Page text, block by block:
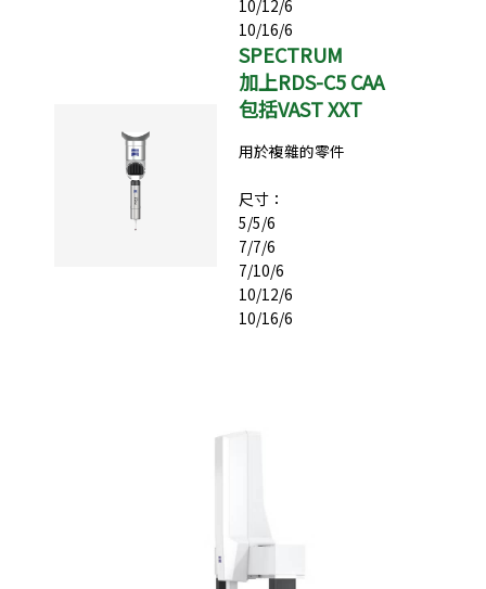
10/12/6
10/16/6
SPECTRUM
加上RDS-C5 CAA
包括VAST XXT
用於複雜的零件
尺寸：
5/5/6
7/7/6
7/10/6
10/12/6
10/16/6